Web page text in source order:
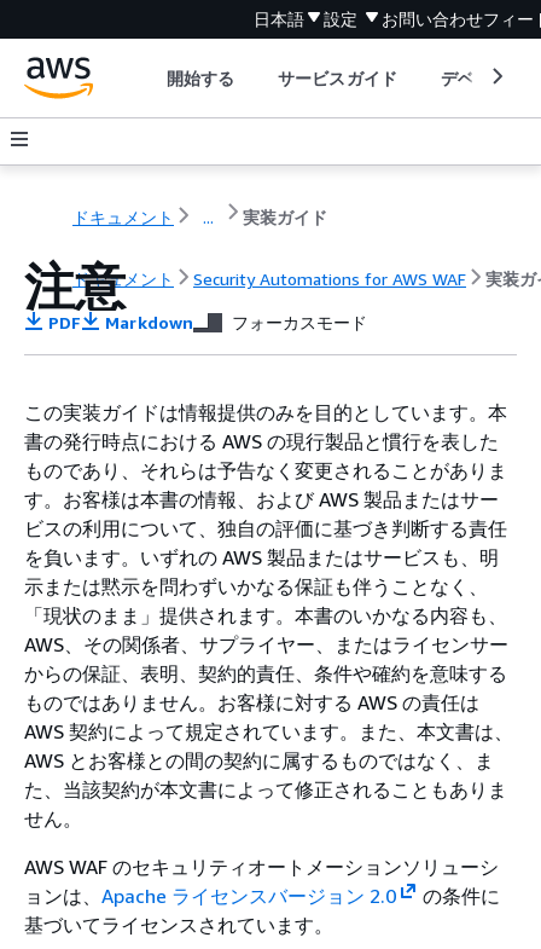
日本語 設定 お問い合わせフィー
開始する サービスガイド デベロッパ
ドキュメント ... 実装ガイド
ドキュメント Security Automations for AWS WAF 実装ガ
注意
PDF Markdown フォーカスモード
この実装ガイドは情報提供のみを目的としています。本
書の発行時点における AWS の現行製品と慣行を表した
ものであり、それらは予告なく変更されることがありま
す。お客様は本書の情報、および AWS 製品またはサー
ビスの利用について、独自の評価に基づき判断する責任
を負います。いずれの AWS 製品またはサービスも、明
示または黙示を問わずいかなる保証も伴うことなく、
「現状のまま」提供されます。本書のいかなる内容も、
AWS、その関係者、サプライヤー、またはライセンサー
からの保証、表明、契約的責任、条件や確約を意味する
ものではありません。お客様に対する AWS の責任は
AWS 契約によって規定されています。また、本文書は、
AWS とお客様との間の契約に属するものではなく、ま
た、当該契約が本文書によって修正されることもありま
せん。
AWS WAF のセキュリティオートメーションソリューシ
ョンは、 Apache ライセンスバージョン 2.0
の条件に
基づいてライセンスされています。